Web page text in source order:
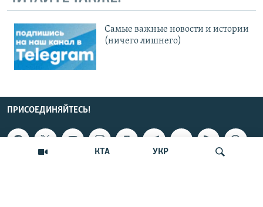
КТА УКР
Cамые важные новости и истории
(ничего лишнего)
ПРИСОЕДИНЯЙТЕСЬ!